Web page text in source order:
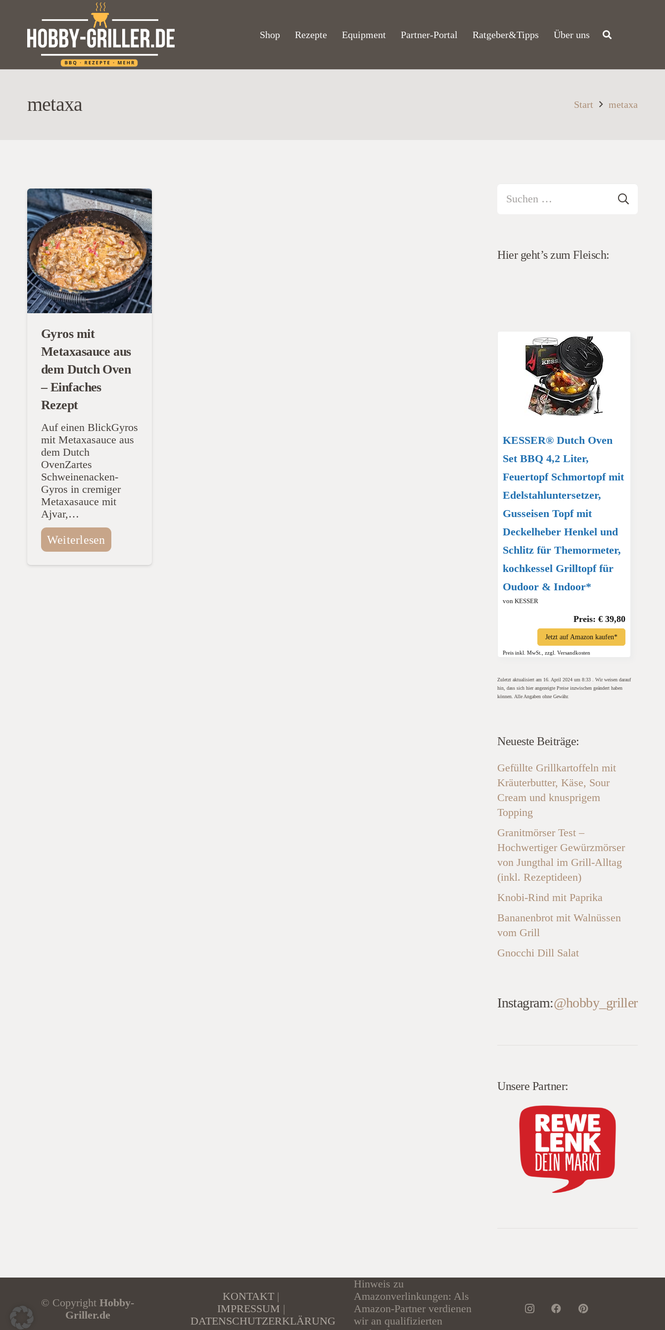
Shop Rezepte Equipment Partner-Portal Ratgeber&Tipps Über uns
metaxa Start metaxa
Gyros mit
Metaxasauce aus
dem Dutch Oven
– Einfaches
Rezept
Auf einen BlickGyros
mit Metaxasauce aus
dem Dutch
OvenZartes
Schweinenacken-
Gyros in cremiger
Metaxasauce mit
Ajvar,…
Weiterlesen
nach:
Hier geht’s zum Fleisch:
KESSER® Dutch Oven
Set BBQ 4,2 Liter,
Feuertopf Schmortopf mit
Edelstahluntersetzer,
Gusseisen Topf mit
Deckelheber Henkel und
Schlitz für Themormeter,
kochkessel Grilltopf für
Oudoor & Indoor*
von KESSER
Preis: € 39,80
Jetzt auf Amazon kaufen*
Preis inkl. MwSt., zzgl. Versandkosten
Zuletzt aktualisiert am 16. April 2024 um 8:33 . Wir weisen darauf
hin, dass sich hier angezeigte Preise inzwischen geändert haben
können. Alle Angaben ohne Gewähr.
Neueste Beiträge:
Gefüllte Grillkartoffeln mit
Kräuterbutter, Käse, Sour
Cream und knusprigem
Topping
Granitmörser Test –
Hochwertiger Gewürzmörser
von Jungthal im Grill-Alltag
(inkl. Rezeptideen)
Knobi-Rind mit Paprika
Bananenbrot mit Walnüssen
vom Grill
Gnocchi Dill Salat
Instagram:@hobby_griller
Unsere Partner:
© Copyright Hobby-
Griller.de
KONTAKT |
IMPRESSUM |
DATENSCHUTZERKLÄRUNG
Hinweis zu
Amazonverlinkungen: Als
Amazon-Partner verdienen
wir an qualifizierten